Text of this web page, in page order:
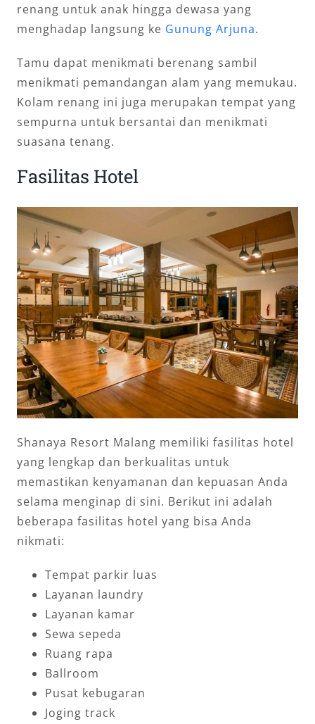
renang untuk anak hingga dewasa yang
menghadap langsung ke Gunung Arjuna.
Tamu dapat menikmati berenang sambil
menikmati pemandangan alam yang memukau.
Kolam renang ini juga merupakan tempat yang
sempurna untuk bersantai dan menikmati
suasana tenang.
Fasilitas Hotel
Shanaya Resort Malang memiliki fasilitas hotel
yang lengkap dan berkualitas untuk
memastikan kenyamanan dan kepuasan Anda
selama menginap di sini. Berikut ini adalah
beberapa fasilitas hotel yang bisa Anda
nikmati:
Tempat parkir luas
Layanan laundry
Layanan kamar
Sewa sepeda
Ruang rapa
Ballroom
Pusat kebugaran
Joging track